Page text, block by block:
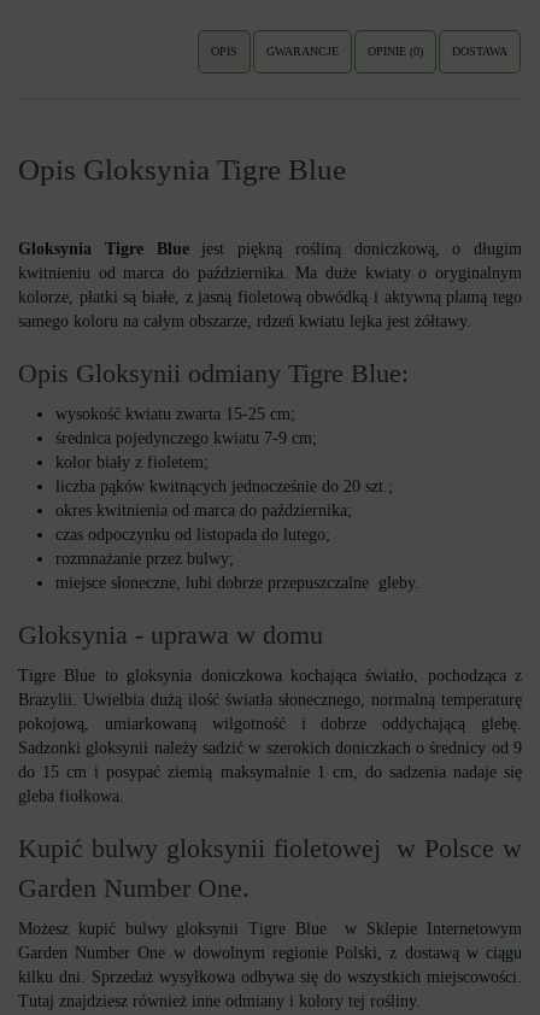
OPIS GWARANCJE OPINIE (0) DOSTAWA
Opis Gloksynia Tigre Blue
Gloksynia Tigre Bluejest piękną rośliną doniczkową, o długim
kwitnieniu od marca do października. Ma duże kwiaty o oryginalnym
kolorze, płatki są białe, z jasną fioletową obwódką i aktywną plamą tego
samego koloru na całym obszarze, rdzeń kwiatu lejka jest żółtawy.
Opis Gloksynii odmiany Tigre Blue:
wysokość kwiatu zwarta 15-25 cm;
średnica pojedynczego kwiatu 7-9 cm;
kolor biały z fioletem;
liczba pąków kwitnących jednocześnie do 20 szt.;
okres kwitnienia od marca do października;
czas odpoczynku od listopada do lutego;
rozmnażanie przez bulwy;
miejsce słoneczne, lubi dobrze przepuszczalne gleby.
Gloksynia - uprawa w domu
Tigre Blue to gloksynia doniczkowa kochająca światło, pochodząca z
Brazylii. Uwielbia dużą ilość światła słonecznego, normalną temperaturę
pokojową, umiarkowaną wilgotność i dobrze oddychającą glebę.
Sadzonki gloksynii należy sadzić w szerokich doniczkach o średnicy od 9
do 15 cm i posypać ziemią maksymalnie 1 cm, do sadzenia nadaje się
gleba fiołkowa.
Kupić bulwy gloksynii fioletowej w Polsce w
Garden Number One.
Możesz kupić bulwy gloksynii Tigre Blue w Sklepie Internetowym
Garden Number One w dowolnym regionie Polski, z dostawą w ciągu
kilku dni. Sprzedaż wysyłkowa odbywa się do wszystkich miejscowości.
Tutaj znajdziesz również inne odmiany i kolory tej rośliny.